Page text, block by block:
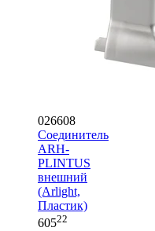
026608
Соединитель
ARH-
PLINTUS
внешний
(Arlight,
Пластик)
60522